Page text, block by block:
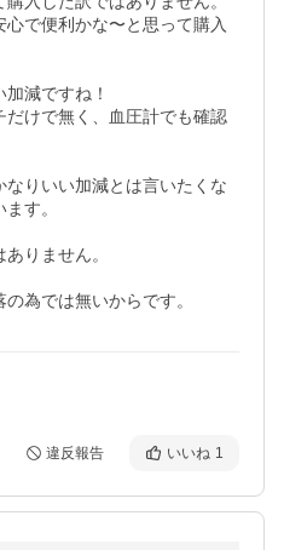
で便利かな〜と思って購入
減ですね！
けで無く、血圧計でも確認
りいい加減とは言いたくな
す。
りません。
為では無いからです。
違反報告 いいね 1